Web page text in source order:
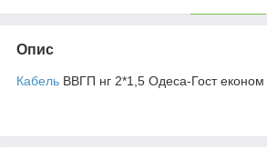
Опис
Кабель ВВГП нг 2*1,5 Одеса-Гост